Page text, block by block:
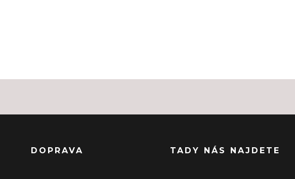
DOPRAVA TADY NÁS NAJDETE